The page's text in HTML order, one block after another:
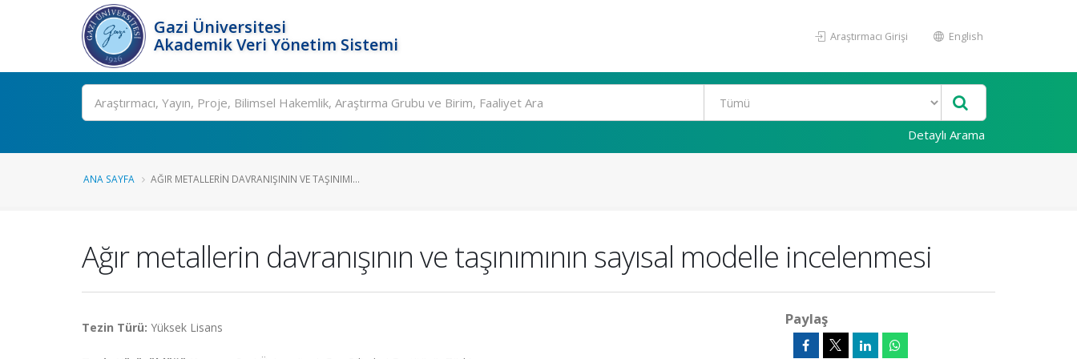
Gazi Üniversitesi
Akademik Veri Yönetim Sistemi
Araştırmacı Girişi English
Ara
Detaylı Arama
ANA SAYFA AĞIR METALLERIN DAVRANIŞININ VE TAŞINIMI...
Ağır metallerin davranışının ve taşınımının sayısal modelle incelenmesi
Tezin Türü: Yüksek Lisans Paylaş